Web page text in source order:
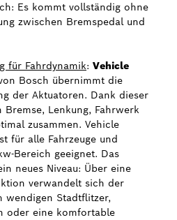
Es kommt vollständig ohne
zwischen Bremspedal und
für Fahrdynamik: Vehicle
Bosch übernimmt die
der Aktuatoren. Dank dieser
Bremse, Lenkung, Fahrwerk
zusammen. Vehicle
für alle Fahrzeuge und
Bereich geeignet. Das
neues Niveau: Über eine
verwandelt sich der
wendigen Stadtflitzer,
oder eine komfortable